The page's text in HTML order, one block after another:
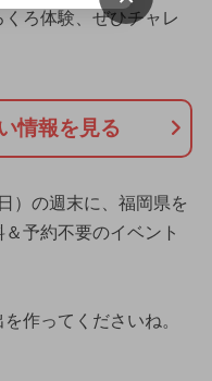
ろ体験、ぜひチャレ
情報を見る
）の週末に、福岡県を
予約不要のイベント
作ってくださいね。